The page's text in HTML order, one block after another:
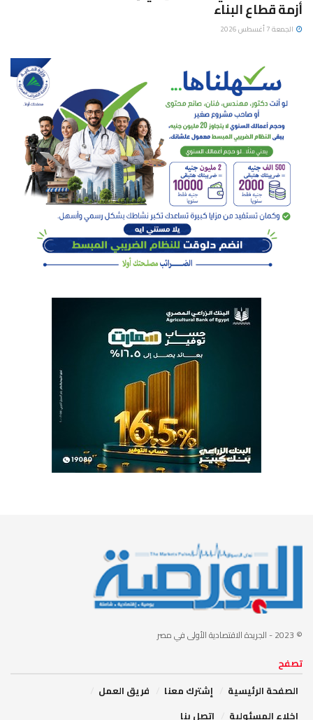
أزمة قطاع البناء
الجمعة 7 أغسطس 2026
© 2023 - الجريدة الاقتصادية الأولى في مصر
تصفح
الصفحة الرئيسية
إشترك معنا
فريق العمل
إخلاء المسئولية
اتصل بنا